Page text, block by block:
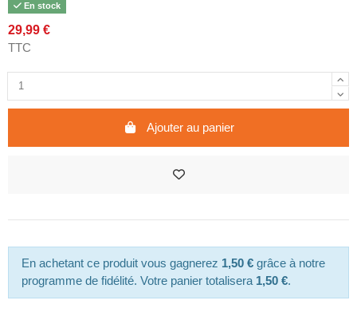
En stock
29,99 €
TTC
Ajouter au panier
En achetant ce produit vous gagnerez 1,50 € grâce à notre
programme de fidélité. Votre panier totalisera 1,50 €.